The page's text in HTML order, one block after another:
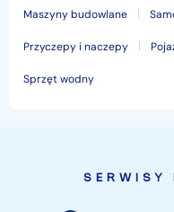
Maszyny budowlane
Przyczepy i naczepy
Sprzęt wodny
SERWISY